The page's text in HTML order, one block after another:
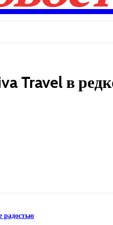
Travel в
радостью